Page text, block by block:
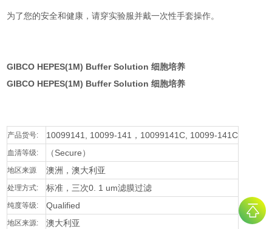
为了您的安全和健康，请穿实验服并戴一次性手套操作。
GIBCO HEPES(1M) Buffer Solution 细胞培养
GIBCO HEPES(1M) Buffer Solution 细胞培养
产品货号: 10099141, 10099-141，10099141C, 10099-141C
血清等级: （Secure）
地区来源 澳洲，澳大利亚
处理方式: 标准，三次0. 1 um滤膜过滤
纯度等级: Qualified
地区来源: 澳大利亚